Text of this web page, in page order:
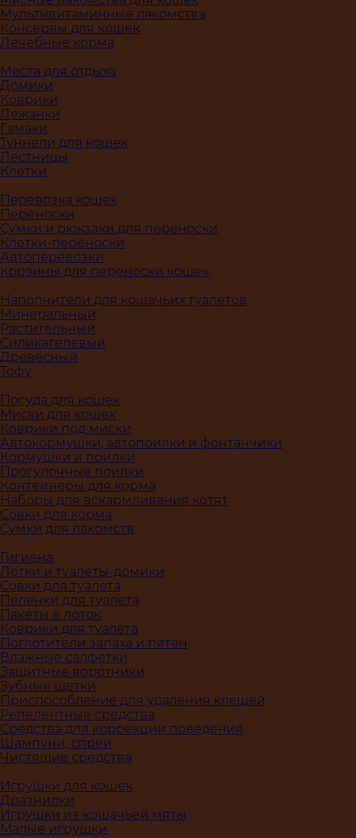
Мультивитаминные лакомства
Консервы для кошек
Лечебные корма
Места для отдыха
Домики
Коврики
Лежанки
Гамаки
Туннели для кошек
Лестницы
Клетки
Перевозка кошек
Переноски
Сумки и рюкзаки для переноски
Клетки-переноски
Автоперевозки
Корзины для переноски кошек
Наполнители для кошачьих туалетов
Минеральный
Растительный
Силикагелевый
Древесный
Тофу
Посуда для кошек
Миски для кошек
Коврики под миски
Автокормушки, автопоилки и фонтанчики
Кормушки и поилки
Прогулочные поилки
Контейнеры для корма
Наборы для вскармливания котят
Совки для корма
Сумки для лакомств
Гигиена
Лотки и туалеты-домики
Совки для туалета
Пеленки для туалета
Пакеты в лоток
Коврики для туалета
Поглотители запаха и пятен
Влажные салфетки
Защитные воротники
Зубные щетки
Приспособление для удаления клещей
Репелентные средства
Средства для коррекции поведения
Шампуни, спреи
Чистящие средства
Игрушки для кошек
Дразнилки
Игрушки из кошачьей мяты
Малые игрушки